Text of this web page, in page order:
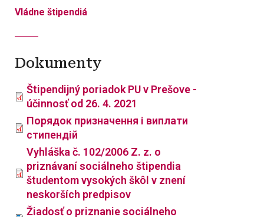
Vládne štipendiá
Dokumenty
Štipendijný poriadok PU v Prešove -
účinnosť od 26. 4. 2021
Порядок призначення і виплати
стипендій
Vyhláška č. 102/2006 Z. z. o
priznávaní sociálneho štipendia
študentom vysokých škôl v znení
neskorších predpisov
Žiadosť o priznanie sociálneho